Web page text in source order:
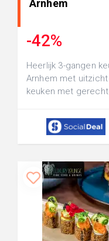
Arnhem
-42%
Heerlijk 3-gangen
Arnhem met
keuken met